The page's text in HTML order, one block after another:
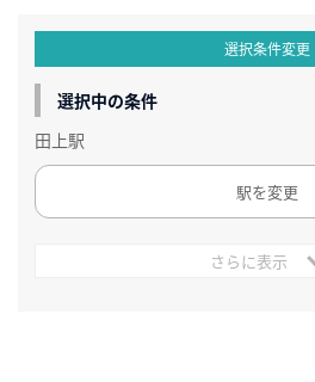
選択条件変更
選択中の条件
田上駅
駅を変更
さらに表示